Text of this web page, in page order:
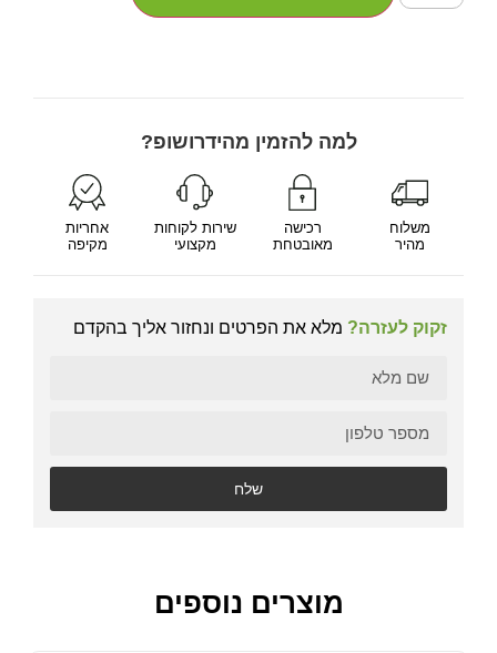
למה להזמין מהידרושופ?
משלוח
מהיר
רכישה
מאובטחת
שירות לקוחות
מקצועי
אחריות
מקיפה
זקוק לעזרה? מלא את הפרטים ונחזור אליך בהקדם
שלח
מוצרים נוספים